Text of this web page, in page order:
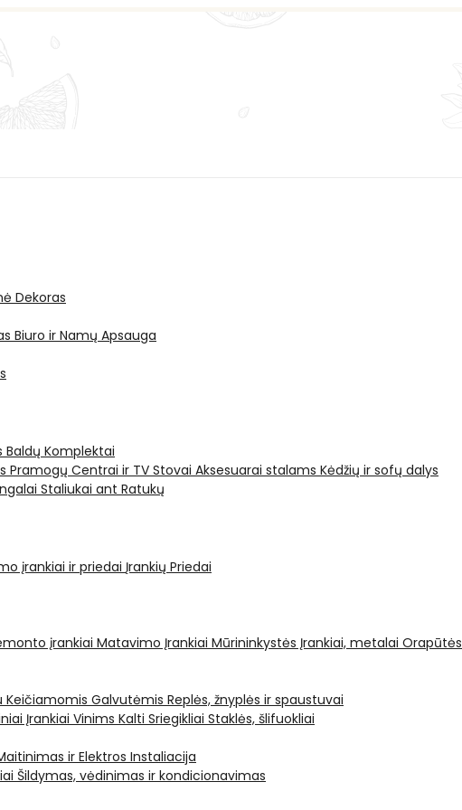
Dekoras
Biuro ir Namų Apsauga
Baldų Komplektai
Pramogų Centrai ir TV Stovai Aksesuarai stalams Kėdžių ir sofų dalys
Staliukai ant Ratukų
įrankiai ir priedai Įrankių Priedai
įrankiai Matavimo Įrankiai Mūrininkystės Įrankiai, metalai Orapūtės
Keičiamomis Galvutėmis Replės, žnyplės ir spaustuvai
Įrankiai Vinims Kalti Sriegikliai Staklės, šlifuokliai
ir Elektros Instaliacija
Šildymas, vėdinimas ir kondicionavimas